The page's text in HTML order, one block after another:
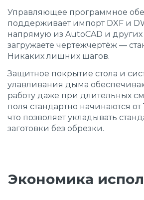
Управляющее программное
поддерживает импорт DXF и
напрямую из AutoCAD и
загружаете чертежчертёж —
Никаких лишних шагов.
Защитное покрытие стола и
улавливания дыма
работу даже при длительных
поля стандартно начинаются
что позволяет укладывать
заготовки без обрезки.
Экономика